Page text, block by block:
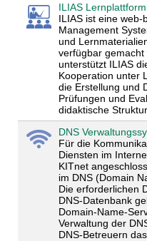
ILIAS Lernplattform
ILIAS ist eine
Management
und
verfügbar
unterstützt ILIAS
Kooperation unter
die Erstellung und
Prüfungen und
didaktische
DNS
Für die
Diensten im
KITnet
im DNS (Domain
Die erforderlichen
DNS-Datenbank
Domain-Name-
Verwaltung der
DNS-Betreuern